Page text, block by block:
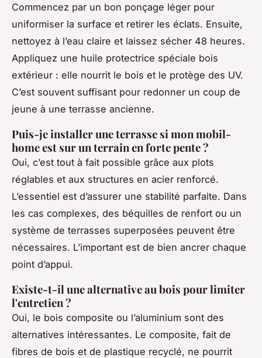
Commencez par un bon ponçage léger pour
uniformiser la surface et retirer les éclats. Ensuite,
nettoyez à l’eau claire et laissez sécher 48 heures.
Appliquez une huile protectrice spéciale bois
extérieur : elle nourrit le bois et le protège des UV.
C’est souvent suffisant pour redonner un coup de
jeune à une terrasse ancienne.
Puis-je installer une terrasse si mon mobil-
home est sur un terrain en forte pente ?
Oui, c’est tout à fait possible grâce aux plots
réglables et aux structures en acier renforcé.
L’essentiel est d’assurer une stabilité parfaite. Dans
les cas complexes, des béquilles de renfort ou un
système de terrasses superposées peuvent être
nécessaires. L’important est de bien ancrer chaque
point d’appui.
Existe-t-il une alternative au bois pour limiter
l'entretien ?
Oui, le bois composite ou l’aluminium sont des
alternatives intéressantes. Le composite, fait de
fibres de bois et de plastique recyclé, ne pourrit